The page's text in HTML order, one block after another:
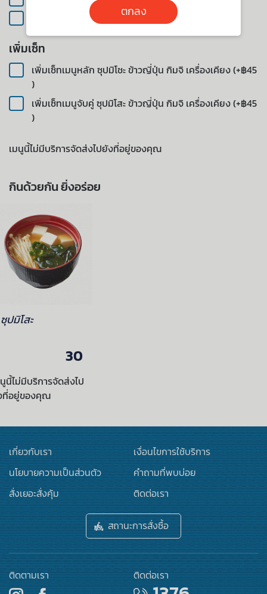
โรลครั้นชี่กุ้งเทมปุระ (+฿40 )
เพิ่มเซ็ท
เพิ่มเซ็ทเมนูหลัก ซุปมิโชะ ข้าวญี่ปุ่น กิมจิ เครื่องเคียง (+฿45
)
เพิ่มเซ็ทเมนูจับคู่ ซุปมิโสะ ข้าวญี่ปุ่น กิมจิ เครื่องเคียง (+฿45
)
เมนูนี้ไม่มีบริการจัดส่งไปยังที่อยู่ของคุณ
กินด้วยกัน ยิ่งอร่อย
ซุปมิโสะ
30
นี้ไม่มีบริการจัดส่งไป
ที่อยู่ของคุณ
เกี่ยวกับเรา
เงื่อนไขการใช้บริการ
นโยบายความเป็นส่วนตัว
คำถามที่พบบ่อย
สั่งเยอะสั่งคุ้ม
ติดต่อเรา
สถานะการสั่งซื้อ
ติดตามเรา ติดต่อเรา
ตกลง